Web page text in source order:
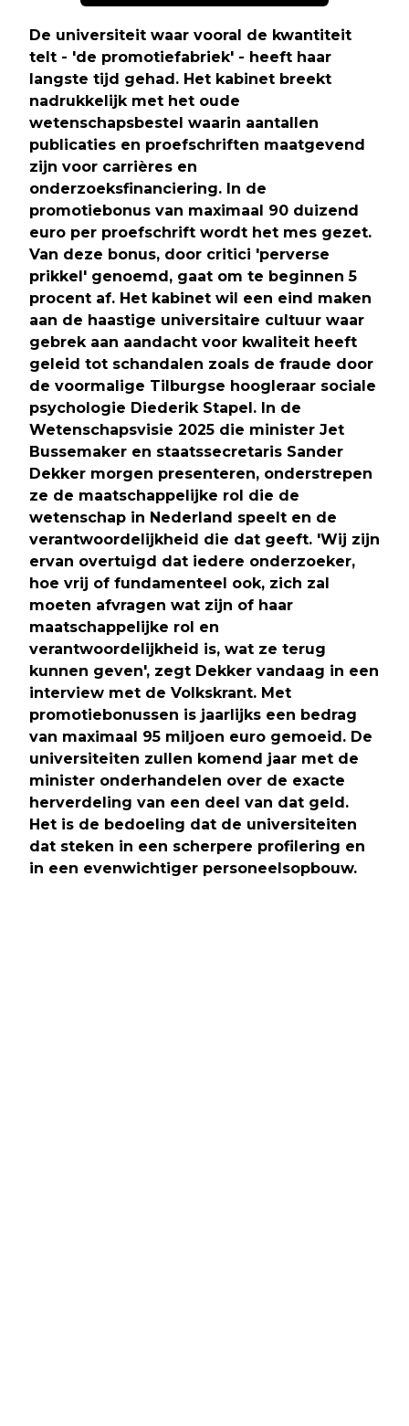
De universiteit waar vooral de kwantiteit
telt - 'de promotiefabriek' - heeft haar
langste tijd gehad. Het kabinet breekt
nadrukkelijk met het oude
wetenschapsbestel waarin aantallen
publicaties en proefschriften maatgevend
zijn voor carrières en
onderzoeksfinanciering. In de
promotiebonus van maximaal 90 duizend
euro per proefschrift wordt het mes gezet.
Van deze bonus, door critici 'perverse
prikkel' genoemd, gaat om te beginnen 5
procent af. Het kabinet wil een eind maken
aan de haastige universitaire cultuur waar
gebrek aan aandacht voor kwaliteit heeft
geleid tot schandalen zoals de fraude door
de voormalige Tilburgse hoogleraar sociale
psychologie Diederik Stapel. In de
Wetenschapsvisie 2025 die minister Jet
Bussemaker en staatssecretaris Sander
Dekker morgen presenteren, onderstrepen
ze de maatschappelijke rol die de
wetenschap in Nederland speelt en de
verantwoordelijkheid die dat geeft. 'Wij zijn
ervan overtuigd dat iedere onderzoeker,
hoe vrij of fundamenteel ook, zich zal
moeten afvragen wat zijn of haar
maatschappelijke rol en
verantwoordelijkheid is, wat ze terug
kunnen geven', zegt Dekker vandaag in een
interview met de Volkskrant. Met
promotiebonussen is jaarlijks een bedrag
van maximaal 95 miljoen euro gemoeid. De
universiteiten zullen komend jaar met de
minister onderhandelen over de exacte
herverdeling van een deel van dat geld.
Het is de bedoeling dat de universiteiten
dat steken in een scherpere profilering en
in een evenwichtiger personeelsopbouw.